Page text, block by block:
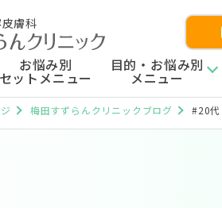
膚科
お悩み別
セットメニュー
目的・お悩み別
メニュー
梅田すずらんクリニックブログ #20代